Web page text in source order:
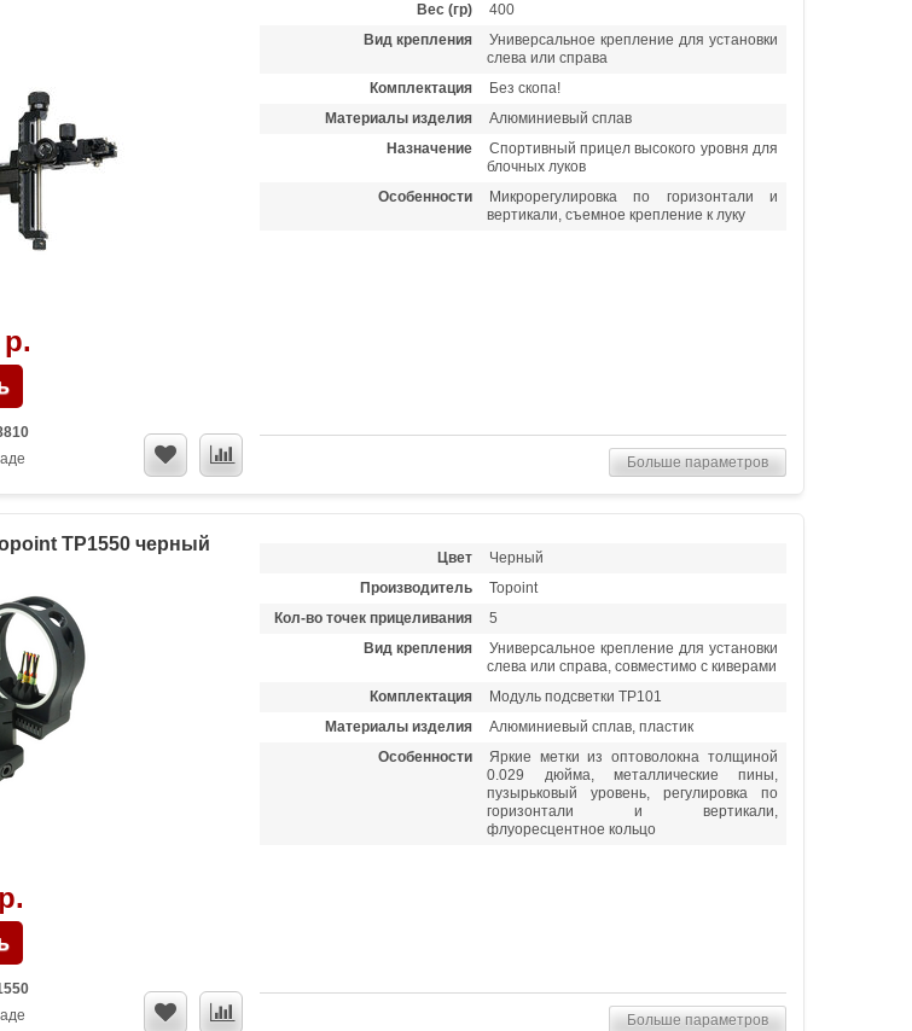
Вес (гр)
400
Вид крепления
Универсальное крепление для установки
слева или справа
Комплектация
Без скопа!
Материалы изделия
Алюминиевый сплав
Назначение
Спортивный прицел высокого уровня для
блочных луков
Особенности
Микрорегулировка по горизонтали и
вертикали, съемное крепление к луку
Больше параметров
TP1550 черный
Цвет
Черный
Производитель
Topoint
Кол-во точек прицеливания
5
Вид крепления
Универсальное крепление для установки
слева или справа, совместимо с киверами
Комплектация
Модуль подсветки TP101
Материалы изделия
Алюминиевый сплав, пластик
Особенности
Яркие метки из оптоволокна толщиной
0.029 дюйма, металлические пины,
пузырьковый уровень, регулировка по
горизонтали и вертикали,
флуоресцентное кольцо
Больше параметров